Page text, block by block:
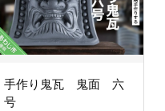
手作り鬼瓦 鬼面 六
号